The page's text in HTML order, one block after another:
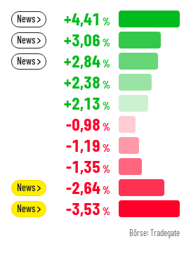
News +4,41 %
News +3,06 %
News +2,84%
+2,38 %
+2,13 %
-0,98 %
-1,19 %
-1,35 %
News -2,64%
News -3,53 %
Börse: Tradegate